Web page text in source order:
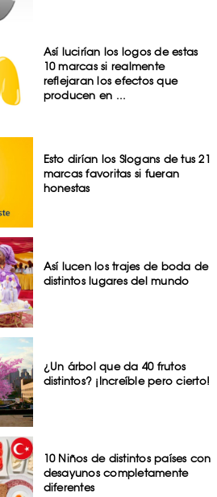
Así lucirían los logos de estas
10 marcas si realmente
reflejaran los efectos que
producen en ...
Esto dirían los Slogans de tus 21
marcas favoritas si fueran
honestas
Así lucen los trajes de boda de
distintos lugares del mundo
¿Un árbol que da 40 frutos
distintos? ¡Increíble pero cierto!
10 Niños de distintos países con
desayunos completamente
diferentes